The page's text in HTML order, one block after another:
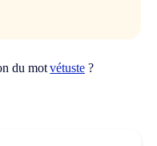
du motvétuste?